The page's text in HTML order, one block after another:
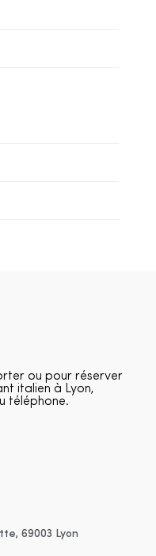
69003 Lyon
ou pour réserver
italien à Lyon,
téléphone.